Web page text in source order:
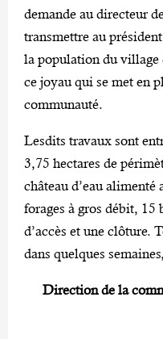
demande au directeur
transmettre au
la population du village
ce joyau qui se met en
communauté.
Lesdits travaux sont
3,75 hectares de
château d’eau
forages à gros débit, 15
d’accès et une clôture.
dans quelques
Direction de la